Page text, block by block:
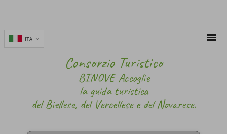
ITA
Consorzio Turistico
BINOVE Accoglie
la guida turistica
del Biellese, del Vercellese e del Novarese.